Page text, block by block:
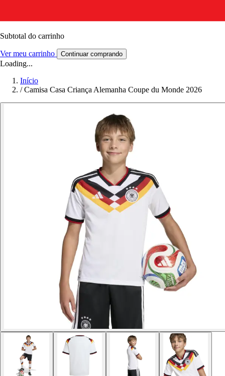
Subtotal do carrinho
Ver meu carrinho Continuar comprando
Loading...
Início
/ Camisa Casa Criança Alemanha Coupe du Monde 2026